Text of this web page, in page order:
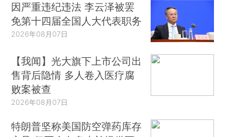
因严重违纪违法 李云泽被罢
免第十四届全国人大代表职务
2026年08月07日
【我闻】光大旗下上市公司出
售背后隐情 多人卷入医疗腐
败案被查
2026年08月07日
特朗普坚称美国防空弹药库存